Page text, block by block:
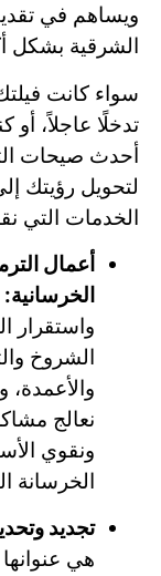
ويساهم في
الشرقية بشكل
سواء كانت
تدخلًا عاجلاً،
أحدث صيحات
لتحويل رؤيتك
الخدمات التي
أعمال
الخرسانية:
واستقرار
الشروخ
نعالج
ونقوي
الخرسانة
تجديد
هي